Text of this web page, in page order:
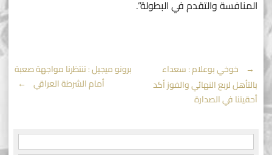
المنافسة والتقدم في البطولة”.
Post
navigation
←
خوخي بوعلام : سعداء
بالتأهل لربع النهائي والفوز أكد
أحقيتنا في الصدارة
برونو ميجيل : تنتظرنا مواجهة صعبة
أمام الشرطة العراقي →